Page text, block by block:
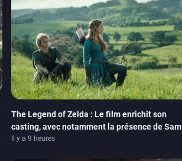
The Legend of Zelda : Le film enrichit son
casting, avec notamment la présence de Sam
Neill
Il y a 9 heures